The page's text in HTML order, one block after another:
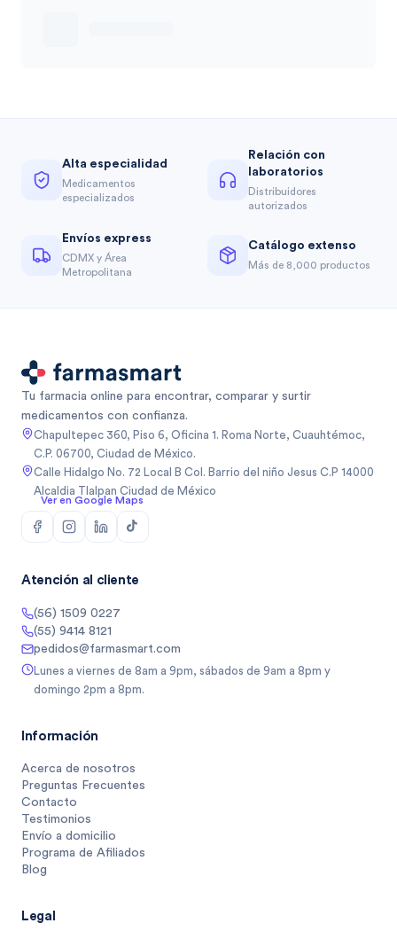
Alta especialidad
Medicamentos
especializados
Relación con
laboratorios
Distribuidores
autorizados
Envíos express
CDMX y Área
Metropolitana
Catálogo extenso
Más de 8,000 productos
Tu farmacia online para encontrar, comparar y surtir
medicamentos con confianza.
Chapultepec 360, Piso 6, Oficina 1. Roma Norte, Cuauhtémoc,
C.P. 06700, Ciudad de México.
Calle Hidalgo No. 72 Local B Col. Barrio del niño Jesus C.P 14000
Alcaldia Tlalpan Ciudad de México
Ver en Google Maps
Atención al cliente
(56) 1509 0227
(55) 9414 8121
pedidos@farmasmart.com
Lunes a viernes de 8am a 9pm, sábados de 9am a 8pm y
domingo 2pm a 8pm.
Información
Acerca de nosotros
Preguntas Frecuentes
Contacto
Testimonios
Envío a domicilio
Programa de Afiliados
Blog
Legal